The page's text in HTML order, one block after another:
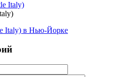
Italy)